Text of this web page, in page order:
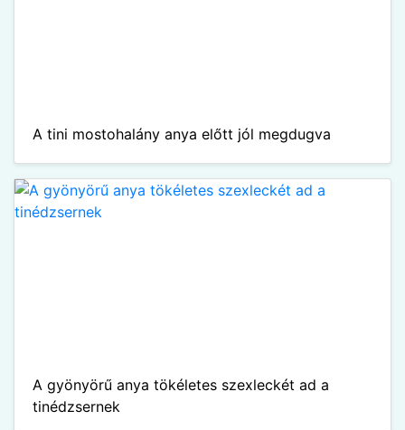
A tini mostohalány anya előtt jól megdugva
A gyönyörű anya tökéletes szexleckét ad a
tinédzsernek